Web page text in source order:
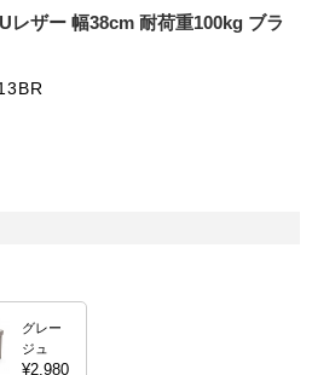
レザー 幅38cm 耐荷重100kg ブラ
グレー
ジュ
¥2,980